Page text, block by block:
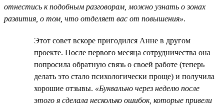
отнестись к подобным разговорам, можно узнать о зонах
развития, о том, что отделяет вас от повышения».
Этот совет вскоре пригодился Анне в другом
проекте. После первого месяца сотрудничества она
попросила обратную связь о своей работе (теперь
делать это стало психологически проще) и получила
хорошие отзывы. «Буквально через неделю после
этого я сделала несколько ошибок, которые привели